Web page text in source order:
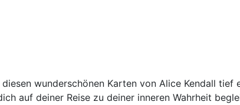
wunderschönen Karten von Alice Kendall tief
auf deiner Reise zu deiner inneren Wahrheit